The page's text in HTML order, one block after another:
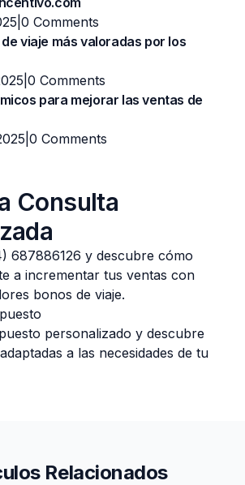
0 Comments
viaje más valoradas por los
0 Comments
para mejorar las ventas de
0 Comments
Consulta
687886126 y descubre cómo
a incrementar tus ventas con
bonos de viaje.
personalizado y descubre
a las necesidades de tu
Relacionados